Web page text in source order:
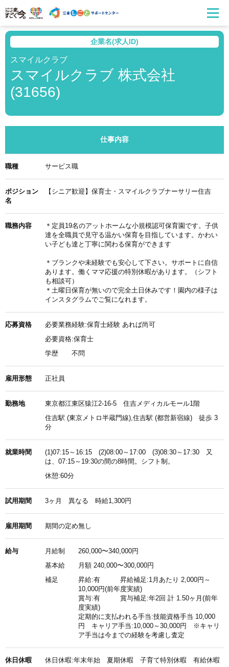
企業名(求人ID)
スマイルクラブ
スマイルクラブ 株式会社
(31656)
仕事内容
職種 サービス職
ポジション
名
【シニア歓迎】保育士・スマイルクラブナーサリー住吉
職務内容
＊定員19名のアットホームな小規模認可保育園です。子供
達を全職員で見守る温かい保育を目指しています。かわい
い子ども達と丁寧に関わる保育ができます
＊ブランクや未経験でも安心して下さい。サポートに自信
あります。働くママ応援の特別休暇があります。（シフト
も相談可）
＊土曜日保育が無いので完全土日休みです！園内の様子は
インスタグラムでご覧になれます。
応募資格
必要業務経験:保育士経験 あれば尚可
必要資格:保育士
学歴
不問
雇用形態 正社員
勤務地
東京都江東区猿江2-16-5 住吉メディカルモール1階
住吉駅 (東京メトロ半蔵門線),住吉駅 (都営新宿線) 徒歩 3
分
就業時間
(1)07:15～16:15 (2)08:00～17:00 (3)08:30～17:30 又
は、07:15～19:30の間の8時間。シフト制。
休憩:60分
試用期間 3ヶ月 異なる 時給1,300円
雇用期間 期間の定め無し
給与 月給制
260,000〜340,000円
基本給
月額 240,000〜300,000円
補足
昇給:有 昇給補足:1月あたり 2,000円～
10,000円(前年度実績)
賞与:有 賞与補足:年2回 計 1.50ヶ月(前年
度実績)
定期的に支払われる手当:技能資格手当 10,000
円 キャリア手当:10,000～30,000円 ※キャリ
ア手当は今までの経験を考慮し査定
休日休暇
休日休暇:年末年始 夏期休暇 子育て特別休暇 有給休暇